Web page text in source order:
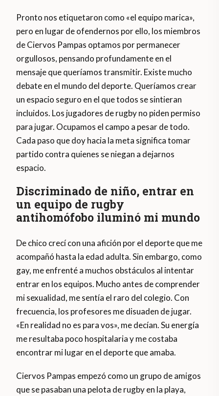
Pronto nos etiquetaron como «el equipo marica»,
pero en lugar de ofendernos por ello, los miembros
de Ciervos Pampas optamos por permanecer
orgullosos, pensando profundamente en el
mensaje que queríamos transmitir. Existe mucho
debate en el mundo del deporte. Queríamos crear
un espacio seguro en el que todos se sintieran
incluidos. Los jugadores de rugby no piden permiso
para jugar. Ocupamos el campo a pesar de todo.
Cada paso que doy hacia la meta significa tomar
partido contra quienes se niegan a dejarnos
espacio.
Discriminado de niño, entrar en
un equipo de rugby
antihomófobo iluminó mi mundo
De chico crecí con una afición por el deporte que me
acompañó hasta la edad adulta. Sin embargo, como
gay, me enfrenté a muchos obstáculos al intentar
entrar en los equipos. Mucho antes de comprender
mi sexualidad, me sentía el raro del colegio. Con
frecuencia, los profesores me disuaden de jugar.
«En realidad no es para vos», me decían. Su energía
me resultaba poco hospitalaria y me costaba
encontrar mi lugar en el deporte que amaba.
Ciervos Pampas empezó como un grupo de amigos
que se pasaban una pelota de rugby en la playa,